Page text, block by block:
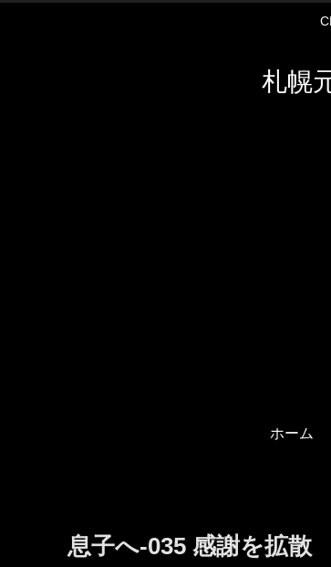
札幌
ホーム
息子へ-035 感謝を拡散